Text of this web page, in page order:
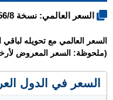
السعر العالمي: نسخة 256/8 جيجابايت بـ 260 دولار.
السعر العالمي مع تحويله
(ملحوظة: السعر المعروض
السعر في الدول